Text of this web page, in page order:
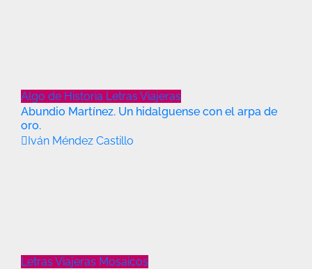
Algo de Historia Letras Viajeras
Abundio Martínez. Un hidalguense con el arpa de
oro.
Iván Méndez Castillo
Letras Viajeras Mosaicos